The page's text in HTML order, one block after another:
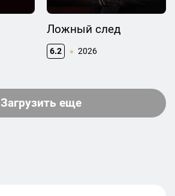
Ложный след
6.2 2026
Загрузить еще